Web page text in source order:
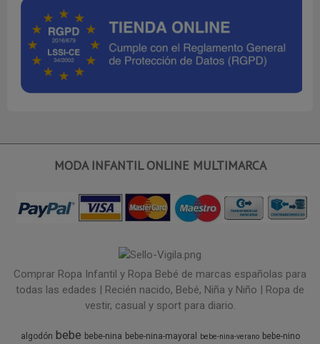
MODA INFANTIL ONLINE MULTIMARCA
Comprar Ropa Infantil y Ropa Bebé de marcas españolas para
todas las edades | Recién nacido, Bebé, Niña y Niño | Ropa de
vestir, casual y sport para diario.
algodón bebe bebe-nina bebe-nina-mayoral bebe-nina-verano bebe-nino